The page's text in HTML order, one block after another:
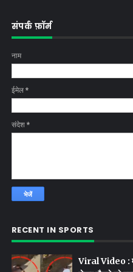
संपर्क फ़ॉर्म
नाम
ईमेल *
संदेश *
RECENT IN SPORTS
Viral Video : मां